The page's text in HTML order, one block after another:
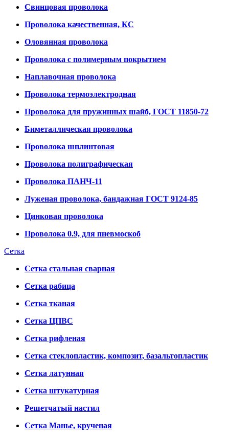
Свинцовая проволока
Проволока качественная, КС
Оловянная проволока
Проволока с полимерным покрытием
Наплавочная проволока
Проволока термоэлектродная
Проволока для пружинных шайб, ГОСТ 11850-72
Биметаллическая проволока
Проволока шплинтовая
Проволока полиграфическая
Проволока ПАНЧ-11
Луженая проволока, бандажная ГОСТ 9124-85
Цинковая проволока
Проволока 0.9, для пневмоскоб
Сетка
Сетка стальная сварная
Сетка рабица
Сетка тканая
Сетка ЦПВС
Сетка рифленая
Сетка стеклопластик, композит, базальтопластик
Сетка латунная
Сетка штукатурная
Решетчатый настил
Сетка Манье, крученая